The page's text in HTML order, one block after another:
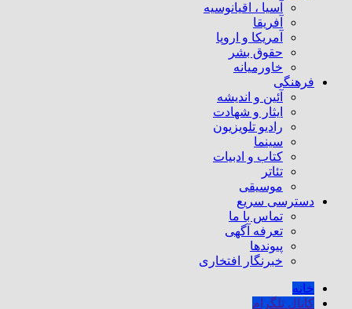
آسیا ، اقیانوسیه
آفریقا
آمریکا و اروپا
حقوق بشر
خاورمیانه
فرهنگی
آئین و اندیشه
ایثار و شهادت
رادیو تلویزیون
سینما
کتاب و ادبیات
تئاتر
موسیقی
دسترسی سریع
تماس با ما
تعرفه آگهی
پیوندها
خبرنگار افتخاری
خانه
کانال تلگرام